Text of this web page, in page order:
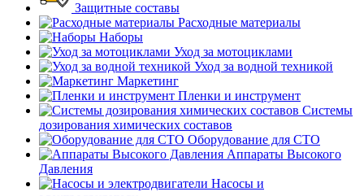
Защитные составы
Расходные материалы
Наборы
Уход за мотоциклами
Уход за водной техникой
Маркетинг
Пленки и инструмент
Системы
дозирования химических составов
Оборудование для СТО
Аппараты Высокого
Давления
Насосы и